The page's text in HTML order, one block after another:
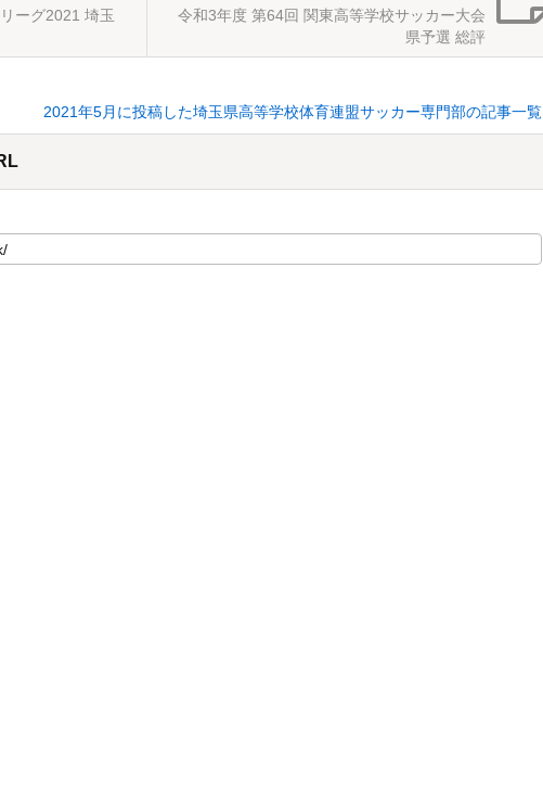
令和3年度 第64回 関東高等学校サッカー大会
県予選 総評
ーグ2021 埼玉
2021年5月に投稿した埼玉県高等学校体育連盟サッカー専門部の記事一覧